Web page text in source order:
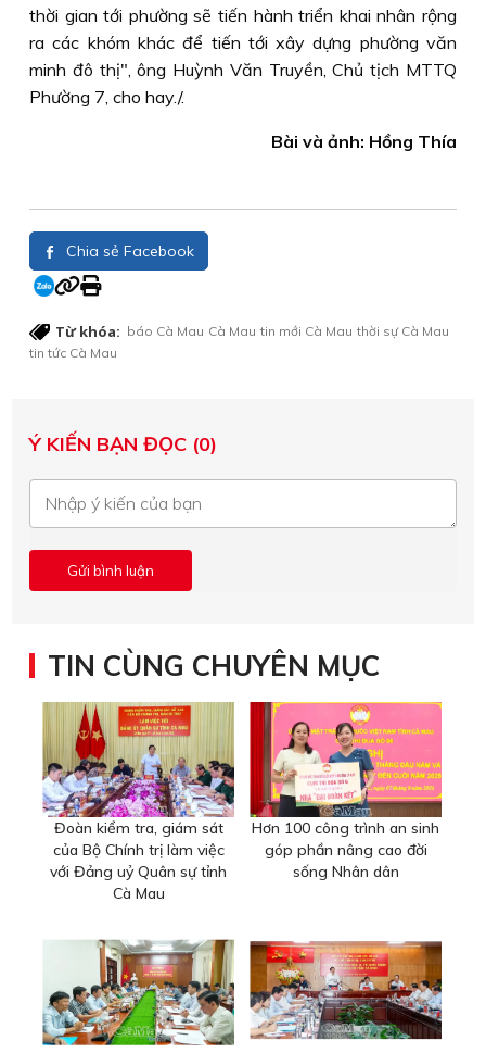
thời gian tới phường sẽ tiến hành triển khai nhân rộng
ra các khóm khác để tiến tới xây dựng phường văn
minh đô thị", ông Huỳnh Văn Truyền, Chủ tịch MTTQ
Phường 7, cho hay./.
Bài và ảnh: Hồng Thía
Chia sẻ Facebook
Từ khóa: báo Cà Mau Cà Mau tin mới Cà Mau thời sự Cà Mau
tin tức Cà Mau
Ý KIẾN BẠN ĐỌC (0)
TIN CÙNG CHUYÊN MỤC
Đoàn kiểm tra, giám sát
của Bộ Chính trị làm việc
với Đảng uỷ Quân sự tỉnh
Cà Mau
Hơn 100 công trình an sinh
góp phần nâng cao đời
sống Nhân dân